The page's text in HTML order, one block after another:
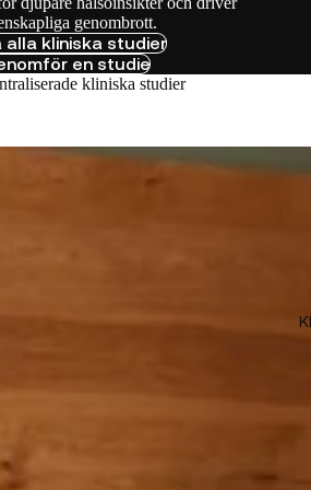
genombrott.
alla kliniska studier
en studie
kliniska studier